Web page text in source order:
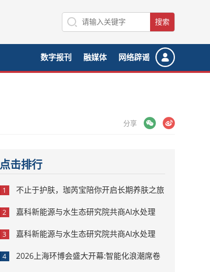
数字报刊 融媒体 网络辟谣
分享
微博
点击排行
1 不止于护肤，珈芮宝陪你开启长期养肤之旅
2 嘉科新能源与水生态研究院共商AI水处理
3 嘉科新能源与水生态研究院共商AI水处理
4 2026上海环博会盛大开幕:智能化浪潮席卷